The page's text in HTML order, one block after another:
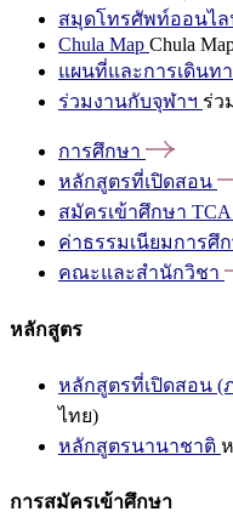
สมุดโทรศัพท์ออนไ
Chula Map Chula
แผนที่และการเดินท
ร่วมงานกับจุฬาฯ ร่ว
การศึกษา
หลักสูตรที่เปิดสอน
สมัครเข้าศึกษา
ค่าธรรมเนียมการศึ
คณะและสำนักวิชา
หลักสูตร
หลักสูตรที่เปิดสอน (
ไทย)
หลักสูตรนานาชาติ
การสมัครเข้าศึกษา